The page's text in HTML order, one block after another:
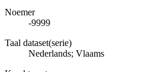
Noemer
-9999
Taal dataset(serie)
Nederlands; Vlaams